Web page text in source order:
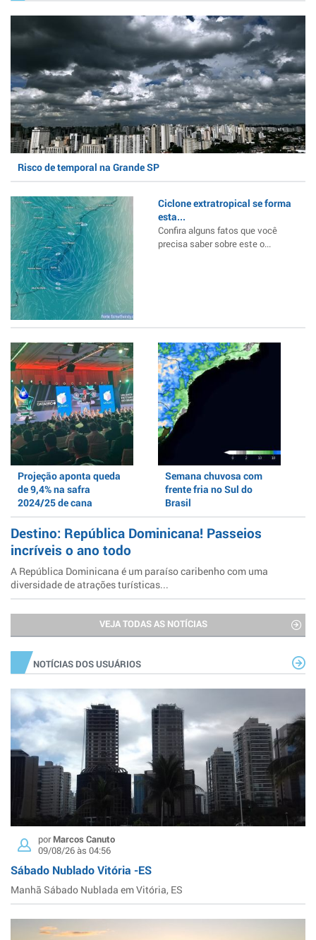
Risco de temporal na Grande SP
Ciclone extratropical se forma
esta...
Confira alguns fatos que você
precisa saber sobre este o...
Projeção aponta queda
de 9,4% na safra
2024/25 de cana
Semana chuvosa com
frente fria no Sul do
Brasil
Destino: República Dominicana! Passeios
incríveis o ano todo
A República Dominicana é um paraíso caribenho com uma
diversidade de atrações turísticas...
VEJA TODAS AS NOTÍCIAS
NOTÍCIAS DOS USUÁRIOS
porMarcos Canuto
09/08/26 às 04:56
Sábado Nublado Vitória -ES
Manhã Sábado Nublada em Vitória, ES